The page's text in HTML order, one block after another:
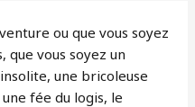
ou que vous soyez
que vous soyez un
une bricoleuse
fée du logis, le